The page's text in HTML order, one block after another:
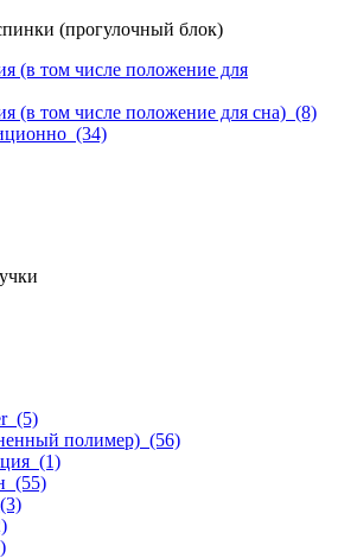
(прогулочный блок)
(в том числе положение для
(в том числе положение для сна) (8)
(34)
(5)
полимер) (56)
(1)
(55)
(3)